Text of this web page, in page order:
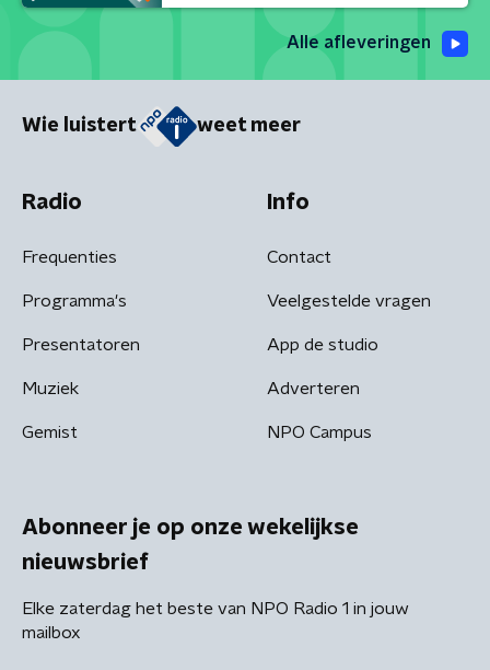
Alle afleveringen
Wie luistert weet meer
Radio
Frequenties
Programma's
Presentatoren
Muziek
Gemist
Info
Contact
Veelgestelde vragen
App de studio
Adverteren
NPO Campus
Abonneer je op onze wekelijkse
nieuwsbrief
Elke zaterdag het beste van NPO Radio 1 in jouw
mailbox